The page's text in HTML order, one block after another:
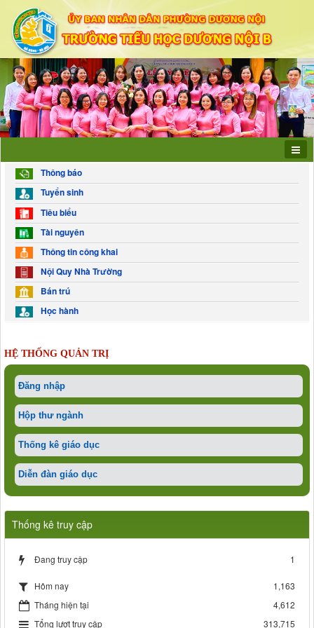
Thông báo
Tuyển sinh
Tiêu biểu
Tài nguyên
Thông tin công khai
Nội Quy Nhà Trường
Bán trú
Học hành
HỆ THỐNG QUẢN TRỊ
Đăng nhập
Hộp thư ngành
Thống kê giáo dục
Diễn đàn giáo dục
Thống kê truy cập
Đang truy cập 1
Hôm nay
1,163
Tháng hiện tại
4,612
Tổng lượt truy cập
313,715